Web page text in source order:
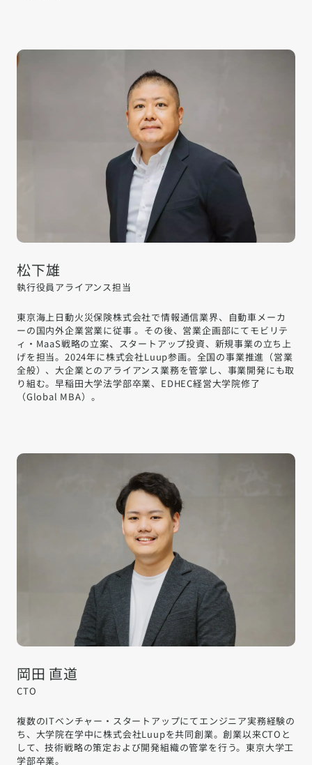
松下雄
執行役員アライアンス担当
東京海上日動火災保険株式会社で情報通信業界、自動車メーカ
ーの国内外企業営業に従事 。その後、営業企画部にてモビリテ
ィ・MaaS戦略の立案、スタートアップ投資、新規事業の立ち上
げを担当。2024年に株式会社Luup参画。全国の事業推進（営業
全般）、大企業とのアライアンス業務を管掌し、事業開発にも取
り組む。早稲田大学法学部卒業、EDHEC経営大学院修了
（Global MBA）。
岡田 直道
CTO
複数のITベンチャー・スタートアップにてエンジニア実務経験の
ち、大学院在学中に株式会社Luupを共同創業。創業以来CTOと
して、技術戦略の策定および開発組織の管掌を行う。東京大学工
学部卒業。